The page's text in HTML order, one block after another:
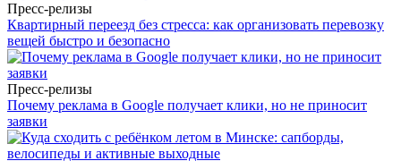
Пресс-релизы
Квартирный переезд без стресса: как организовать перевозку
вещей быстро и безопасно
Пресс-релизы
Почему реклама в Google получает клики, но не приносит
заявки